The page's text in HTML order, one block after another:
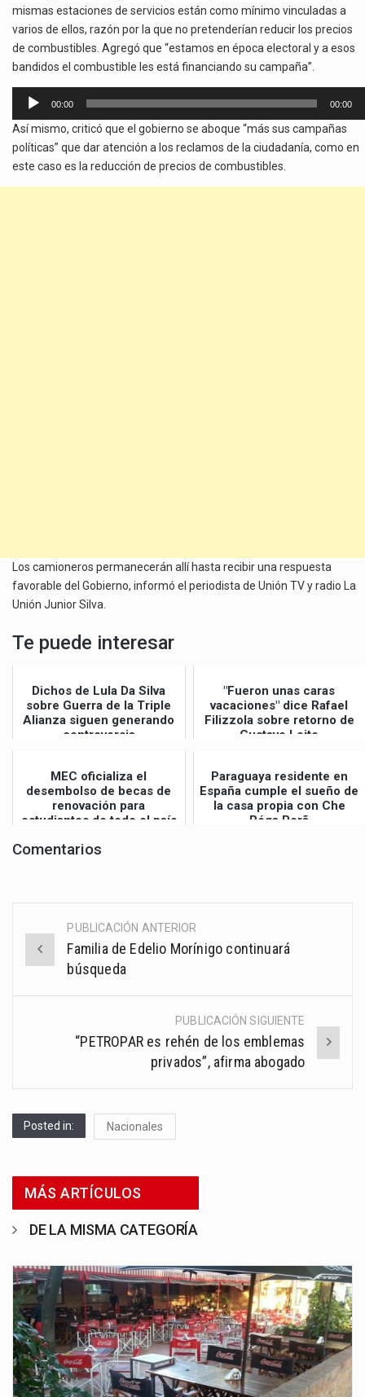
mismas estaciones de servicios están como mínimo vinculadas a
varios de ellos, razón por la que no pretenderían reducir los precios
de combustibles. Agregó que “estamos en época electoral y a esos
bandidos el combustible les está financiando su campaña”.
Reproductor
audio
00:00 00:00
Así mismo, criticó que el gobierno se aboque “más sus campañas
políticas” que dar atención a los reclamos de la ciudadanía, como en
este caso es la reducción de precios de combustibles.
Los camioneros permanecerán allí hasta recibir una respuesta
favorable del Gobierno, informó el periodista de Unión TV y radio La
Unión Junior Silva.
Te puede interesar
Dichos de Lula Da Silva
sobre Guerra de la Triple
Alianza siguen generando
controversia
"Fueron unas caras
vacaciones" dice Rafael
Filizzola sobre retorno de
Gustavo Leite
MEC oficializa el
desembolso de becas de
renovación para
estudiantes de todo el país
Paraguaya residente en
España cumple el sueño de
la casa propia con Che
Róga Porã
Comentarios
Post
navigation
PUBLICACIÓN ANTERIOR
Familia de Edelio Morínigo continuará
búsqueda
PUBLICACIÓN SIGUIENTE
“PETROPAR es rehén de los emblemas
privados”, afirma abogado
Posted in: Nacionales
MÁS ARTÍCULOS
DE LA MISMA CATEGORÍA